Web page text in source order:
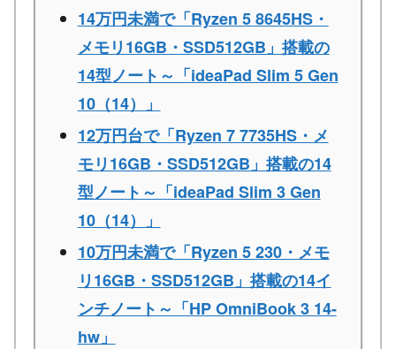
14万円未満で「Ryzen 5 8645HS・
メモリ16GB・SSD512GB」搭載の
14型ノート～「ideaPad Slim 5 Gen
10（14）」
12万円台で「Ryzen 7 7735HS・メ
モリ16GB・SSD512GB」搭載の14
型ノート～「ideaPad Slim 3 Gen
10（14）」
10万円未満で「Ryzen 5 230・メモ
リ16GB・SSD512GB」搭載の14イ
ンチノート～「HP OmniBook 3 14-
hw」